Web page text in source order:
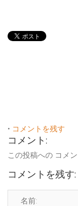
• コメントを残す
コメント:
この投稿への コメ
コメントを残す:
名前: